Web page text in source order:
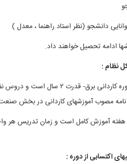
دانشجو (نظر استاد راهنما ، معدل )
ادامه تحصیل خواهند داد.
نظام :
مصوب آموزشهای کاردانی در بخش
اکتسابی از دوره :